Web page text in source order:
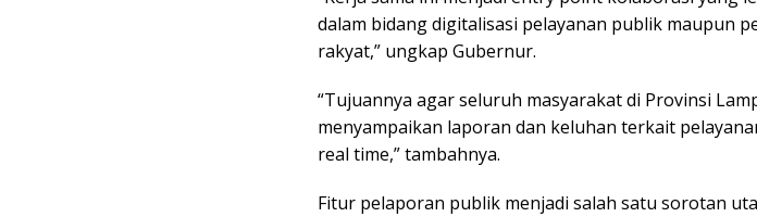
dalam bidang digitalisasi pelayanan publik maupun
rakyat,” ungkap Gubernur.
“Tujuannya agar seluruh masyarakat di Provinsi
menyampaikan laporan dan keluhan terkait
real time,” tambahnya.
Fitur pelaporan publik menjadi salah satu sorotan